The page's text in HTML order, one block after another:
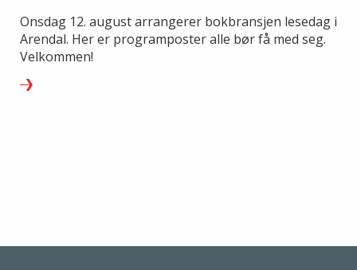
Onsdag 12. august arrangerer bokbransjen lesedag i
Arendal. Her er programposter alle bør få med seg.
Velkommen!